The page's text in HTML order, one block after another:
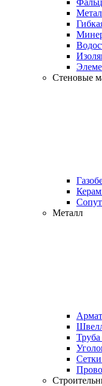
Стеновые
Металл